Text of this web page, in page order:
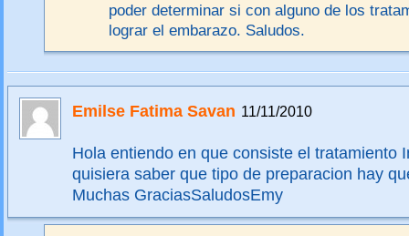
poder determinar si con alguno de los
lograr el embarazo. Saludos.
Emilse Fatima Savan 11/11/2010
Hola entiendo en que consiste el tratamiento
quisiera saber que tipo de preparacion hay
Muchas GraciasSaludosEmy